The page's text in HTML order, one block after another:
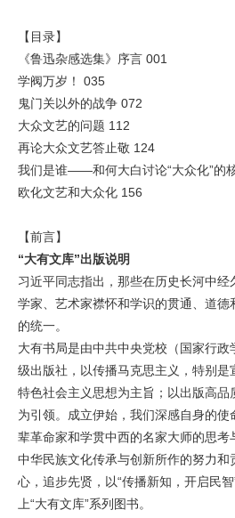
【目录】
《鲁迅杂感选集》序言 001
学阀万岁！ 035
鬼门关以外的战争 072
大众文艺的问题 112
再论大众文艺答止敬 124
我们是谁——和何大白讨论“大众化”的
欧化文艺和大众化 156
【前言】
“大有文库”出版说明
习近平同志指出，那些在历史长河中
学家、艺术家襟怀和学识的贯通、道德
的统一。
大有书局是由中共中央党校（国家行
级出版社，以传播马克思主义，特别是
特色社会主义思想为主旨；以出版高品
为引领。成立伊始，我们深感自身的
辈革命家和学贯中西的名家大师的思
中华民族文化传承与创新所作的努力和
心，追步先贤，以“传播新知，开启民
上“大有文库”系列图书。